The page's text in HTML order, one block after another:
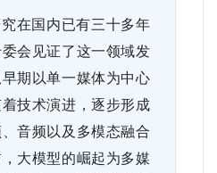
在国内已有三十多年
会见证了这一领域发
期以单一媒体为中心
技术演进，逐步形成
音频以及多模态融合
大模型的崛起为多媒